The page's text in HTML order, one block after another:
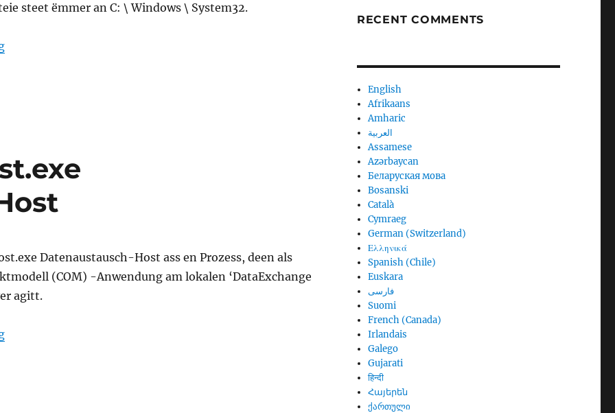
steet ëmmer an C: \ Windows \ System32.
“winlogon.exe Windows Aschalt Uwennung”
Datenaustausch-Host ass en Prozess, deen als
(COM) -Anwendung am lokalen ‘DataExchange
agitt.
“DataExchangeHost.exe Datenaustausch-Host”
RECENT COMMENTS
English
Afrikaans
Amharic
العربية
Assamese
Azərbaycan
Беларуская мова
Bosanski
Català
Cymraeg
German (Switzerland)
Ελληνικά
Spanish (Chile)
Euskara
فارسی
Suomi
French (Canada)
Irlandais
Galego
Gujarati
हिन्दी
Հայերեն
ქართული